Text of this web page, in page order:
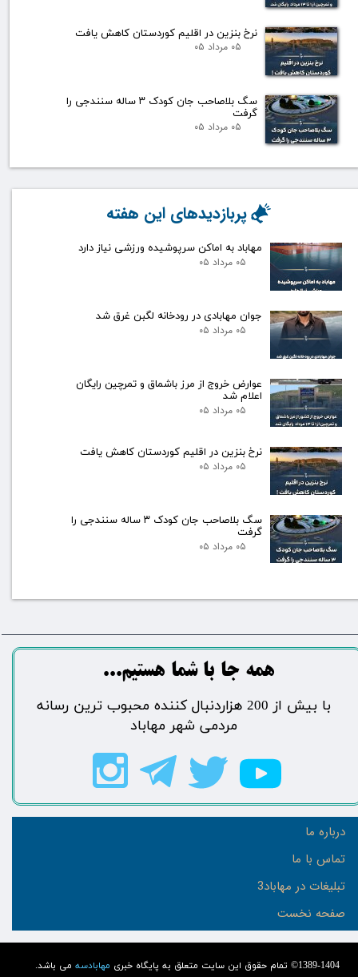
نرخ بنزین در اقلیم کوردستان کاهش یافت
۰۵ مرداد ۰۵
سگ بلاصاحب جان کودک ۳ ساله سنندجی را
گرفت
۰۵ مرداد ۰۵
مهاباد به اماکن سرپوشیده ورزشی نیاز دارد
۰۵ مرداد ۰۵
جوان مهابادی در رودخانه لگبن غرق شد
۰۵ مرداد ۰۵
عوارض خروج از مرز باشماق و تمرچین رایگان
اعلام شد
۰۵ مرداد ۰۵
نرخ بنزین در اقلیم کوردستان کاهش یافت
۰۵ مرداد ۰۵
سگ بلاصاحب جان کودک ۳ ساله سنندجی را
گرفت
۰۵ مرداد ۰۵
پربازدیدهای این هفته
1389-1404© تمام حقوق این سایت متعلق به پایگاه خبری مهابادسه می باشد.
درباره ما
تماس با ما
تبلیغات در مهاباد3
صفحه نخست
​​​همه جا با شما هستیم...​​​​​​​​​​​​​​
​با بیش از 200 هزاردنبال کننده محبوب ترین رسانه
مردمی شهر مهاباد​​​​​​​​​​​​​​